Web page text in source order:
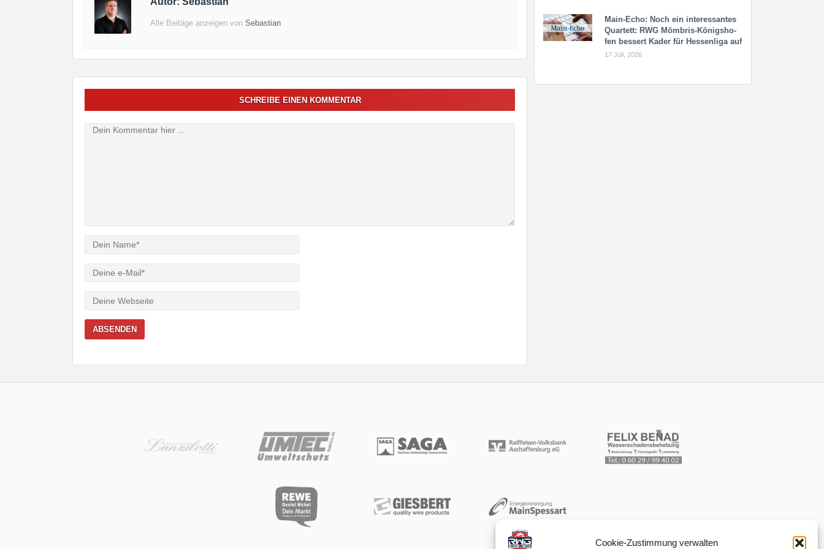
Cookie-Zustimmung verwalten
Alle Beitäge anzeigen vonSebastian
SCHREIBE EINEN KOMMENTAR
Verfasser
Mail
Webseite
Main-Echo: Noch ein in­ter­es­san­tes
Quar­tett: RWG Möm­b­ris-Kö­n­igs­ho­
fen bessert Kader für Hessenliga auf
17 Juli, 2026